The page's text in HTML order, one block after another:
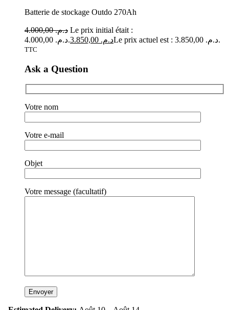
Batterie de stockage Outdo 270Ah
د.م.4.000,00
Le prix initial était :
د.م. 4.000,00.
د.م. Le prix actuel est : د.م. 3.850,00.
TTC
Ask a Question
Votre nom
Votre e-mail
Objet
Votre message (facultatif)